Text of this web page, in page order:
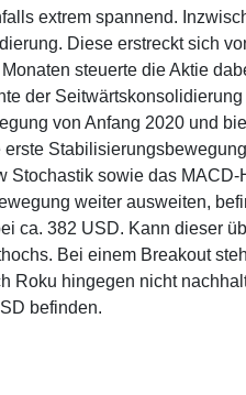
extrem spannend.
Diese erstreckt sich
steuerte die Aktie
der
von Anfang 2020 und
Stochastik sowie das
weiter ausweiten,
ca. 382 USD. Kann dieser
Bei einem Breakout
Roku hingegen nicht
befinden.